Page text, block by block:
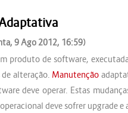
9 Ago 2012, 16:59)
produto de software,
alteração. Manutenção
deve operar. Estas
deve sofrer upgrade e